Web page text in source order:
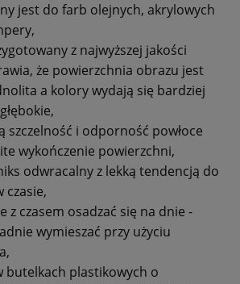
jest do farb olejnych, akrylowych
z najwyższej jakości
że powierzchnia obrazu jest
a kolory wydają się bardziej
szczelność i odporność powłoce
wykończenie powierzchni,
odwracalny z lekką tendencją do
czasie,
z czasem osadzać się na dnie -
wymieszać przy użyciu
butelkach plastikowych o